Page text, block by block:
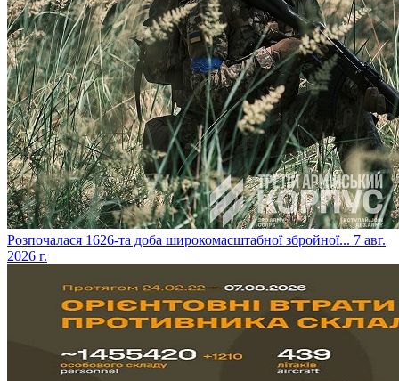
​Розпочалася 1626-та доба широкомасштабної збройної... 7 авг.
2026 г.